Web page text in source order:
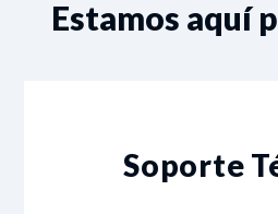
Estamos aquí
Soporte